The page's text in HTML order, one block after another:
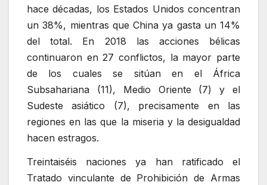
hace décadas, los Estados Unidos concentran
un 38%, mientras que China ya gasta un 14%
del total. En 2018 las acciones bélicas
continuaron en 27 conflictos, la mayor parte
de los cuales se sitúan en el África
Subsahariana (11), Medio Oriente (7) y el
Sudeste asiático (7), precisamente en las
regiones en las que la miseria y la desigualdad
hacen estragos.
Treintaiséis naciones ya han ratificado el
Tratado vinculante de Prohibición de Armas